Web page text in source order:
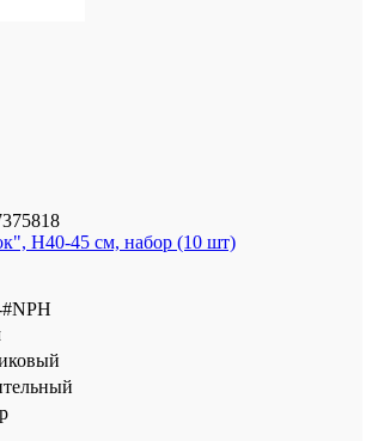
H40-45 см, набор (10 шт)
#NPH